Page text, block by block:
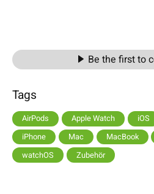
Be the first to
Tags
AirPods Apple Watch iOS
iPhone
Mac MacBook
watchOS
Zubehör